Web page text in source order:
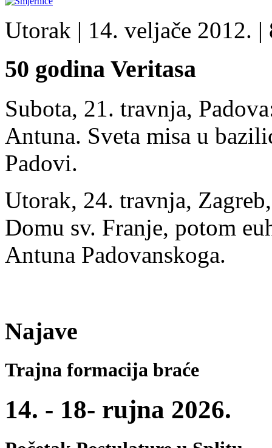
Utorak | 14. veljače 2012. |
50 godina Veritasa
Subota, 21. travnja,
Antuna. Sveta misa u
Padovi.
Utorak, 24. travnja,
Domu sv. Franje, potom
Antuna Padovanskoga.
Najave
Trajna formacija braće
14. - 18- rujna 2026.